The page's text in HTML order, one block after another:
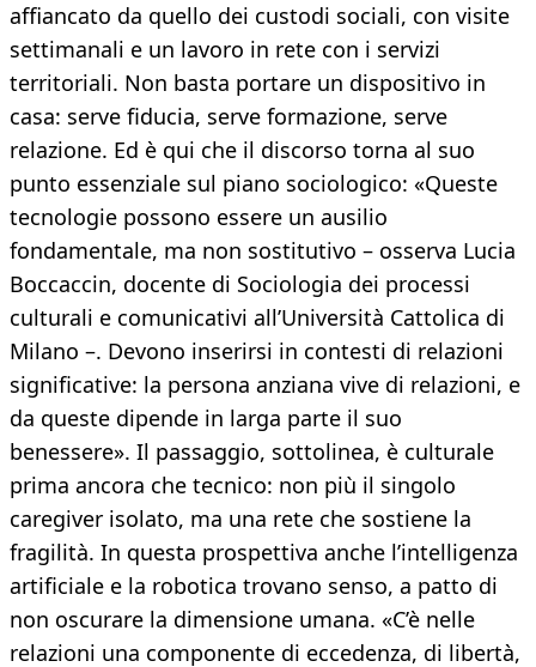
affiancato da quello dei custodi sociali, con visite
settimanali e un lavoro in rete con i servizi
territoriali. Non basta portare un dispositivo in
casa: serve fiducia, serve formazione, serve
relazione. Ed è qui che il discorso torna al suo
punto essenziale sul piano sociologico: «Queste
tecnologie possono essere un ausilio
fondamentale, ma non sostitutivo – osserva Lucia
Boccaccin, docente di Sociologia dei processi
culturali e comunicativi all’Università Cattolica di
Milano –. Devono inserirsi in contesti di relazioni
significative: la persona anziana vive di relazioni, e
da queste dipende in larga parte il suo
benessere». Il passaggio, sottolinea, è culturale
prima ancora che tecnico: non più il singolo
caregiver isolato, ma una rete che sostiene la
fragilità. In questa prospettiva anche l’intelligenza
artificiale e la robotica trovano senso, a patto di
non oscurare la dimensione umana. «C’è nelle
relazioni una componente di eccedenza, di libertà,